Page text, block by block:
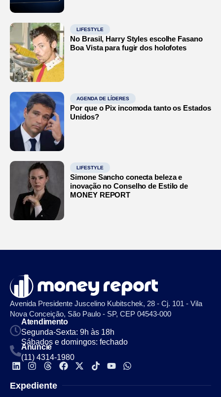
LIFESTYLE
No Brasil, Harry Styles escolhe Fasano
Boa Vista para fugir dos holofotes
AGENDA DE LÍDERES
Por que o Pix incomoda tanto os Estados
Unidos?
LIFESTYLE
Simone Sancho conecta beleza e
inovação no Conselho de Estilo de
MONEY REPORT
Avenida Presidente Juscelino Kubitschek, 28 - Cj. 101 - Vila
Nova Conceição, São Paulo - SP, CEP 04543-000
Atendimento
Segunda-Sexta: 9h às 18h
Sábados e domingos: fechado
Anuncie
(11) 4314-1980
Expediente